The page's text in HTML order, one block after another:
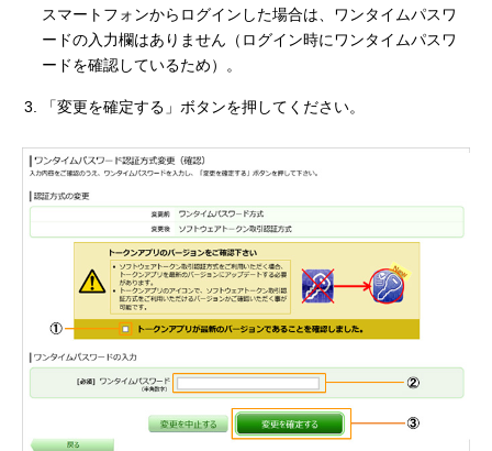
スマートフォンからログインした場合は、ワンタイムパスワ
ードの入力欄はありません（ログイン時にワンタイムパスワ
ードを確認しているため）。
「変更を確定する」ボタンを押してください。